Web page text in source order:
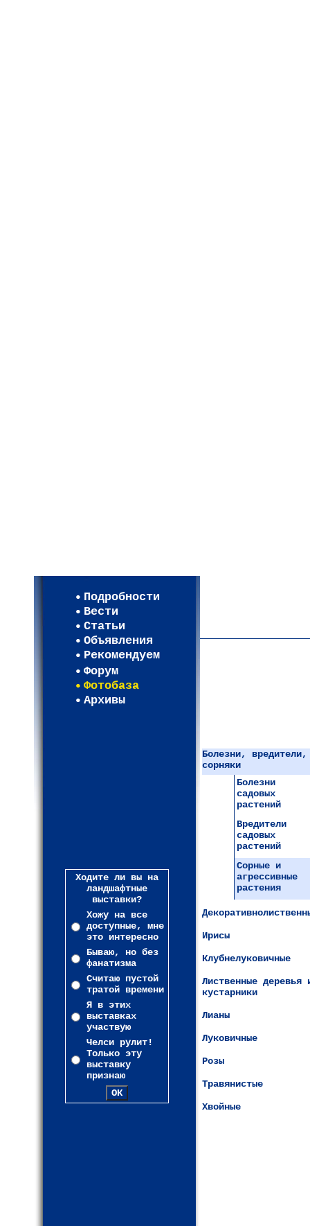
Подробности
Вести
Статьи
Объявления
Рекомендуем
Форум
Фотобаза
Архивы
Ходите ли вы на
ландшафтные
выставки?
Хожу на все
доступные, мне
это интересно
Бываю, но без
фанатизма
Считаю пустой
тратой времени
Я в этих
выставках
участвую
Челси рулит!
Только эту
выставку
признаю
Болезни, вредители,
сорняки
Болезни
садовых
растений
Вредители
садовых
растений
Сорные и
агрессивные
растения
Ирисы
Клубнелуковичные
Лиственные деревья
кустарники
Лианы
Луковичные
Розы
Травянистые
Хвойные